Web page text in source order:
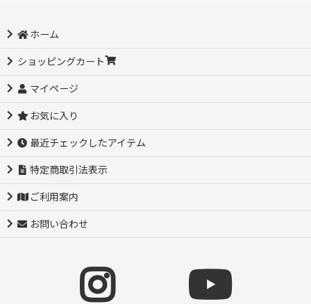
ホーム
ショッピングカート
マイページ
お気に入り
最近チェックしたアイテム
特定商取引法表示
ご利用案内
お問い合わせ